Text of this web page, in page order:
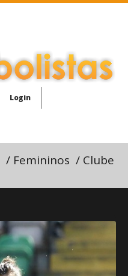
Login
/ Femininos / Clube